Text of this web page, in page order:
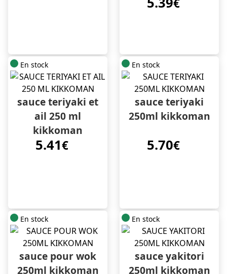
€
En stock
sauce teriyaki et
ail 250 ml
kikkoman
5.41€
En stock
sauce teriyaki
250ml kikkoman
5.70€
En stock
sauce pour wok
250ml kikkoman
En stock
sauce yakitori
250ml kikkoman